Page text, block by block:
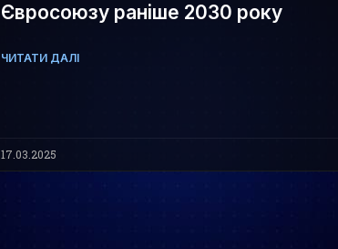
Євросоюзу раніше 2030 року
ЧИТАТИ ДАЛІ
17.03.2025